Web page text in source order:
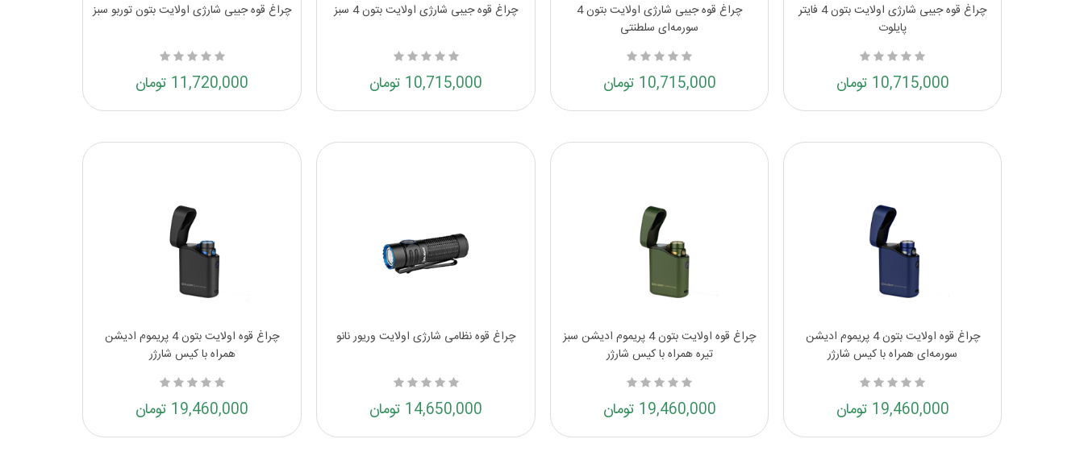
چراغ قوه جیبی شارژی اولایت بتون 4 فایتر
پایلوت
10,715,000 تومان
چراغ قوه جیبی شارژی اولایت بتون 4
سورمه‌ای سلطنتی
10,715,000 تومان
چراغ قوه جیبی شارژی اولایت بتون 4 سبز
10,715,000 تومان
چراغ قوه جیبی شارژی اولایت بتون توربو سبز
11,720,000 تومان
چراغ قوه اولایت بتون 4 پریموم ادیشن
سورمه‌ای همراه با کیس شارژر
19,460,000 تومان
چراغ قوه اولایت بتون 4 پریموم ادیشن سبز
تیره همراه با کیس شارژر
19,460,000 تومان
چراغ قوه نظامی شارژی اولایت وریور نانو
14,650,000 تومان
چراغ قوه اولایت بتون 4 پریموم ادیشن
همراه با کیس شارژر
19,460,000 تومان